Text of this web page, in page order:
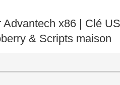
x86 | Clé
& Scripts maison